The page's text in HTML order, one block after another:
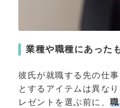
業種や職種にあった
彼氏が就職する先の仕
とするアイテムは異な
レゼントを選ぶ前に、